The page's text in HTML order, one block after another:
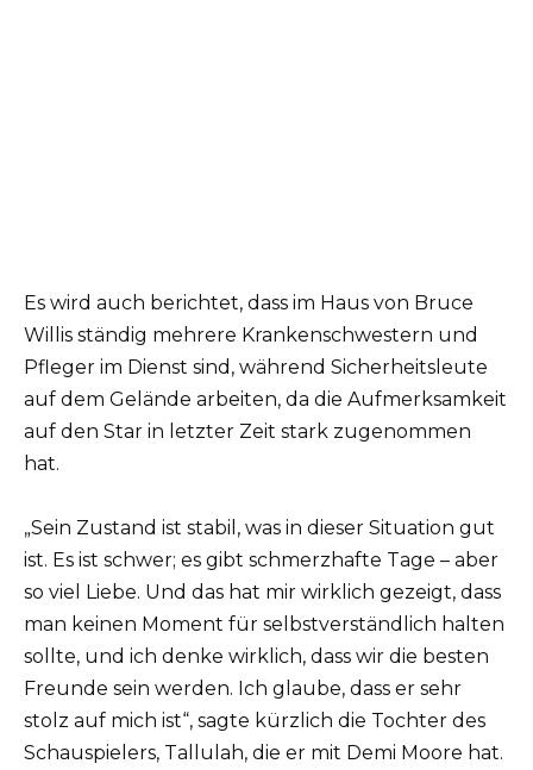
Es wird auch berichtet, dass im Haus von Bruce
Willis ständig mehrere Krankenschwestern und
Pfleger im Dienst sind, während Sicherheitsleute
auf dem Gelände arbeiten, da die Aufmerksamkeit
auf den Star in letzter Zeit stark zugenommen
hat.
„Sein Zustand ist stabil, was in dieser Situation gut
ist. Es ist schwer; es gibt schmerzhafte Tage – aber
so viel Liebe. Und das hat mir wirklich gezeigt, dass
man keinen Moment für selbstverständlich halten
sollte, und ich denke wirklich, dass wir die besten
Freunde sein werden. Ich glaube, dass er sehr
stolz auf mich ist“, sagte kürzlich die Tochter des
Schauspielers, Tallulah, die er mit Demi Moore hat.